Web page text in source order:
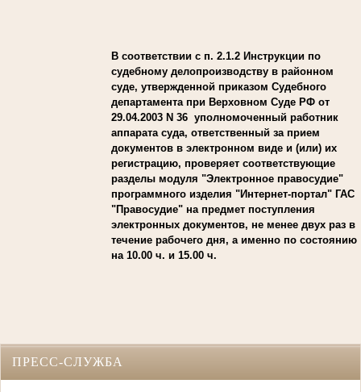
В соответствии с п. 2.1.2 Инструкции по
судебному делопроизводству в районном
суде, утвержденной приказом Судебного
департамента при Верховном Суде РФ от
29.04.2003 N 36 уполномоченный работник
аппарата суда, ответственный за прием
документов в электронном виде и (или) их
регистрацию, проверяет соответствующие
разделы модуля "Электронное правосудие"
программного изделия "Интернет-портал" ГАС
"Правосудие" на предмет поступления
электронных документов, не менее двух раз в
течение рабочего дня, а именно по состоянию
на 10.00 ч. и 15.00 ч.
ПРЕСС-СЛУЖБА